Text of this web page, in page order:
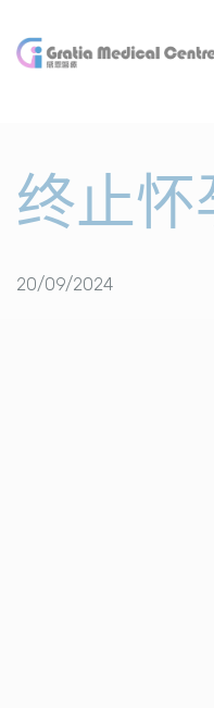
终止
20/09/2024